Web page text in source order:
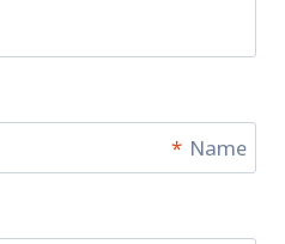
Name
*